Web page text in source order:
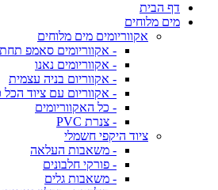
דף הבית
מים מלוחים
אקווריומים מים מלוחים
- אקווריומים סאמפ
- אקווריומים נאנו
- אקווריום בניה עצמית
- אקווריום עם ציוד הכל
- כל האקווריומים
- צנרת PVC
ציוד היקפי חשמלי
- משאבות העלאה
- פורקי חלבונים
- משאבות גלים